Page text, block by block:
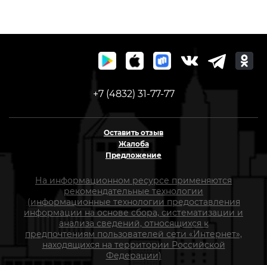
+7 (4832) 31-77-77
Оставить отзыв
Жалоба
Предложение
На информационном ресурсе применяются
рекомендательные технологии
(информационные технологии предоставления
информации на основе сбора, систематизации и
анализа сведений, относящихся к
предпочтениям пользователей сети «Интернет»,
находящихся на территории Российской
Федерации)